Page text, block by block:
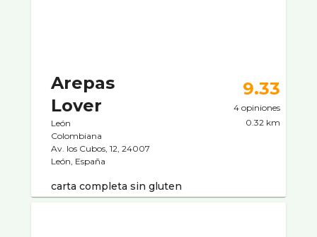
Arepas
Lover
León
Colombiana
Av. los Cubos, 12, 24007
León, España
9.33
4 opiniones
0.32 km
carta completa sin gluten